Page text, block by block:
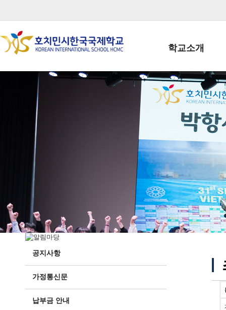
학교소개
학교장인사말
학생회장인사말
학교상징
학교 CI
교직원현황
학생현황
위치/전화
전경사진
공지사항
가정통신문
납부금 안내